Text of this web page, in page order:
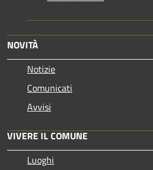
NOVITÀ
Notizie
Comunicati
Avvisi
VIVERE IL COMUNE
Luoghi